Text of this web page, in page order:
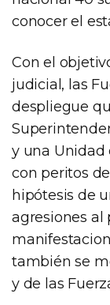
conocer el
Con el
judicial, las
despliegue
y una Unidad
con peritos
hipótesis de
agresiones al
también se
y de las